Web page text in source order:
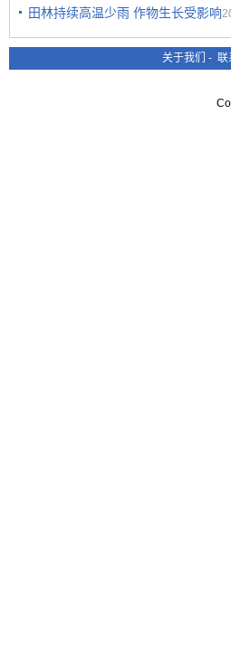
田林持续高温少雨 作物生长受影响
关于我们 - 联